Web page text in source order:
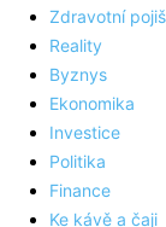
Zdravotní
Reality
Byznys
Ekonomika
Investice
Politika
Finance
Ke kávě a čaji